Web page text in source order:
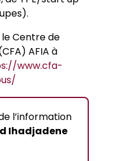
Centre de
AFIA à
www.cfa-
l’information
Ihadjadene